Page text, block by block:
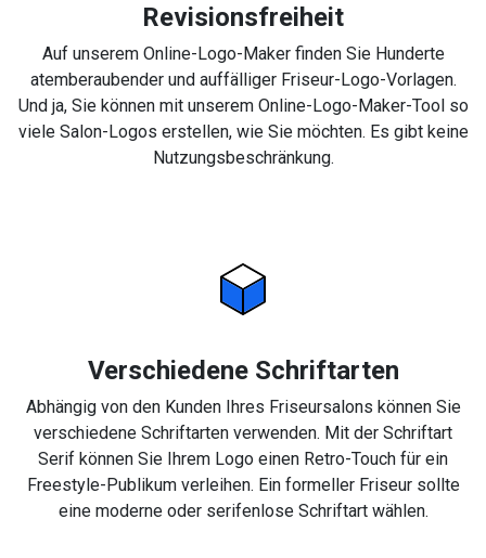
Revisionsfreiheit
Auf unserem Online-Logo-Maker finden Sie Hunderte
atemberaubender und auffälliger Friseur-Logo-Vorlagen.
Und ja, Sie können mit unserem Online-Logo-Maker-Tool so
viele Salon-Logos erstellen, wie Sie möchten. Es gibt keine
Nutzungsbeschränkung.
Verschiedene Schriftarten
Abhängig von den Kunden Ihres Friseursalons können Sie
verschiedene Schriftarten verwenden. Mit der Schriftart
Serif können Sie Ihrem Logo einen Retro-Touch für ein
Freestyle-Publikum verleihen. Ein formeller Friseur sollte
eine moderne oder serifenlose Schriftart wählen.